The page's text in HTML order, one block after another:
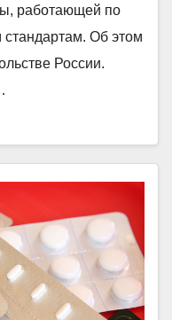
работающей по
стандартам. Об этом
России.